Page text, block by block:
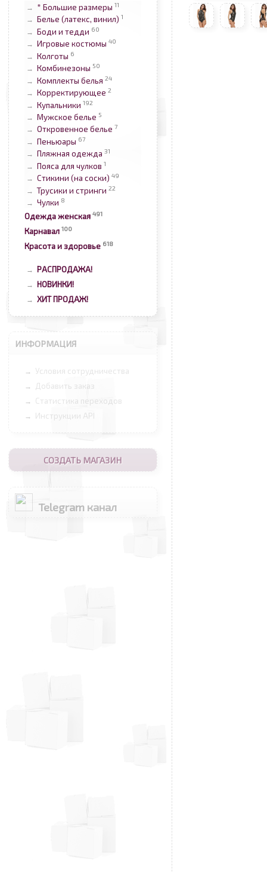
→ * Большие размеры 11
→ Белье (латекс, винил) 1
→ Боди и тедди 60
→ Игровые костюмы 40
→ Колготы 6
→ Комбинезоны 50
→ Комплекты белья 24
→ Корректирующее 2
→ Купальники 192
→ Мужское белье 5
→ Откровенное белье 7
→ Пеньюары 67
→ Пляжная одежда 31
→ Пояса для чулков 1
→ Стикини (на соски) 49
→ Трусики и стринги 22
→ Чулки 8
Одежда женская 491
Карнавал 100
Красота и здоровье 618
→ РАСПРОДАЖА!
→ НОВИНКИ!
→ ХИТ ПРОДАЖ!
ИНФОРМАЦИЯ
→ Условия сотрудничества
→ Добавить заказ
→ Статистика переходов
→ Инструкции API
СОЗДАТЬ МАГАЗИН
Telegram канал